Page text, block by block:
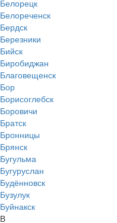
Белорецк
Белореченск
Бердск
Березники
Бийск
Биробиджан
Благовещенск
Бор
Борисоглебск
Боровичи
Братск
Бронницы
Брянск
Бугульма
Бугуруслан
Будённовск
Бузулук
Буйнакск
В